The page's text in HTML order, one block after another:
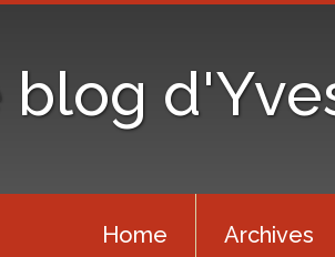
blog
Home Archives